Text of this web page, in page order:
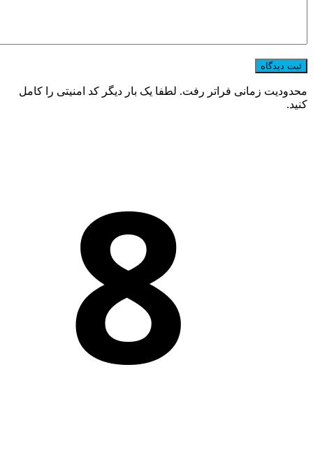
محدودیت زمانی فراتر رفت. لطفا یک بار دیگر کد امنیتی را کامل
کنید.